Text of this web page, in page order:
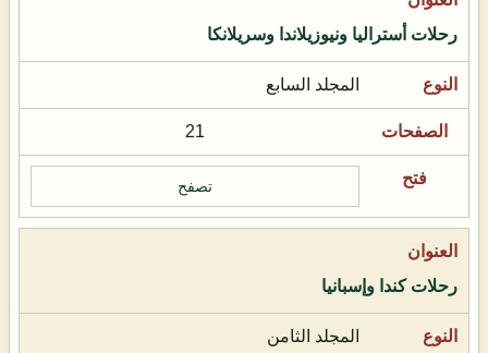
رحلات أستراليا ونيوزيلاندا وسريلانكا
المجلد السابع
21
تصفح
رحلات كندا وإسبانيا
المجلد الثامن